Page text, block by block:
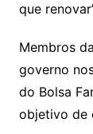
que
Membros
governo
do Bolsa
objetivo de